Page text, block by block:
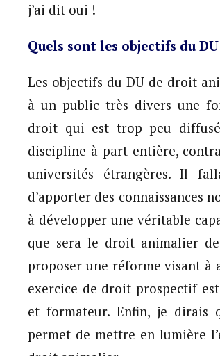
j’ai dit oui !
Quels sont les objectifs du
Les objectifs du DU de droit
à un public très divers une
droit qui est trop peu
discipline à part entière,
universités étrangères. Il
d’apporter des connaissances
à développer une véritable
que sera le droit animalier
proposer une réforme visant
exercice de droit prospectif
et formateur. Enfin, je dirais
permet de mettre en lumière